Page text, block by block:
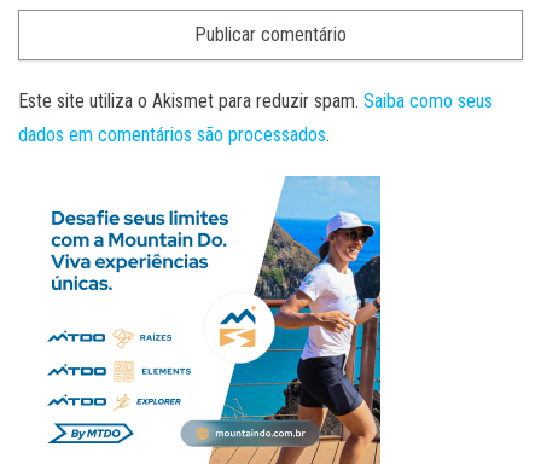
Este site utiliza o Akismet para reduzir spam. Saiba como seus
dados em comentários são processados.